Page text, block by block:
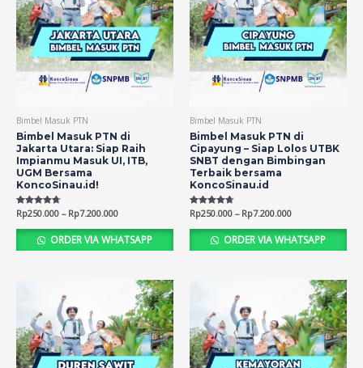
Bimbel Masuk PTN
Bimbel Masuk PTN di
Jakarta Utara: Siap Raih
Impianmu Masuk UI, ITB,
UGM Bersama
KoncoSinau.id!
Rated
4.70
out of 5
Rp250.000 – Rp7.200.000
ORDER VIA WHATSAPP
Bimbel Masuk PTN
Bimbel Masuk PTN di
Cipayung – Siap Lolos UTBK
SNBT dengan Bimbingan
Terbaik bersama
KoncoSinau.id
Rated
4.69
out of 5
Rp250.000 – Rp7.200.000
ORDER VIA WHATSAPP